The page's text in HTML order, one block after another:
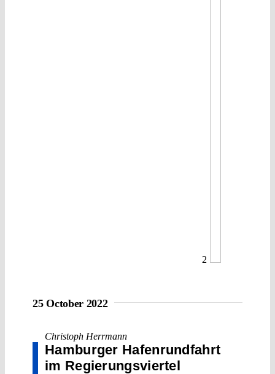
2
25 October 2022
Christoph Herrmann
Hamburger Hafenrundfahrt
im Regierungsviertel